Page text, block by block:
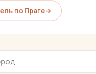
по Праге→